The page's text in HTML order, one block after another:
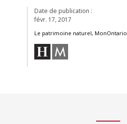
Date de publication :
févr. 17, 2017
Le patrimoine naturel, MonOntario